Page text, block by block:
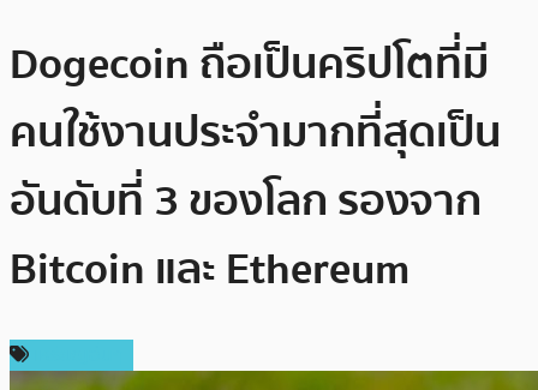
Dogecoin ถือเป็นคริปโตที่มี
คนใช้งานประจำมากที่สุดเป็น
อันดับที่ 3 ของโลก รองจาก
Bitcoin และ Ethereum